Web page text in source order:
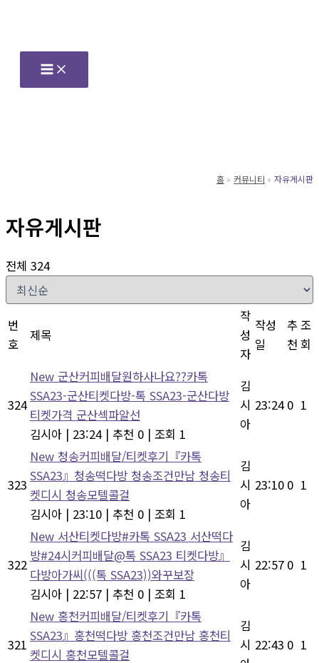
홈 커뮤니티 자유게시판
자유게시판
전체 324
번
호
제목
작
성
자
작성
일
추
천
조
회
324
New 군산커피배달원하사나요??카톡
SSA23-군산티켓다방-톡 SSA23-군산다방
티켓가격 군산섹파알선
김시아 | 23:24 | 추천 0 | 조회 1
김
시
아
23:24 0 1
323
New 청송커피배달/티켓후기『카톡
SSA23』청송떡다방 청송조건만남 청송티
켓디시 청송모텔콜걸
김시아 | 23:10 | 추천 0 | 조회 1
김
시
아
23:10 0 1
322
New 서산티켓다방#카톡 SSA23 서산떡다
방#24시커피배달@톡 SSA23 티켓다방』
다방아가씨(((톡 SSA23))와꾸보장
김시아 | 22:57 | 추천 0 | 조회 1
김
시
아
22:57 0 1
321
New 홍천커피배달/티켓후기『카톡
SSA23』홍천떡다방 홍천조건만남 홍천티
켓디시 홍천모텔콜걸
김
시 22:43 0 1